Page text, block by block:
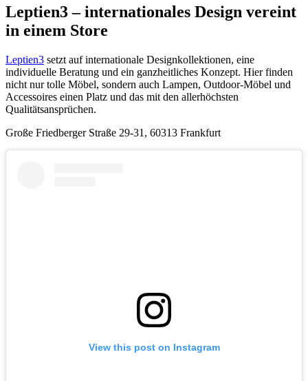
Leptien3 – internationales Design vereint
in einem Store
Leptien3 setzt auf internationale Designkollektionen, eine
individuelle Beratung und ein ganzheitliches Konzept. Hier finden
nicht nur tolle Möbel, sondern auch Lampen, Outdoor-Möbel und
Accessoires einen Platz und das mit den allerhöchsten
Qualitätsansprüchen.
Große Friedberger Straße 29-31, 60313 Frankfurt
View this post on Instagram